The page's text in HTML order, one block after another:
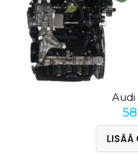
Audi
LISÄÄ